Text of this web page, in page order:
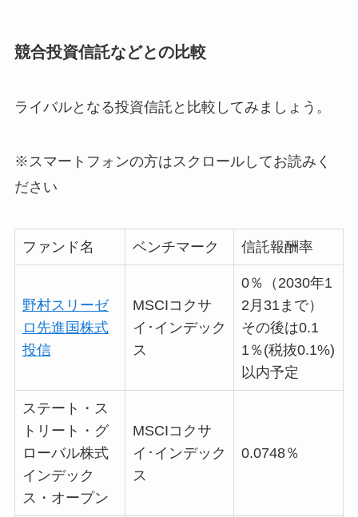
競合投資信託などとの比較
ライバルとなる投資信託と比較してみましょう。
※スマートフォンの方はスクロールしてお読みく
ださい
ファンド名 ベンチマーク 信託報酬率
野村スリーゼ
ロ先進国株式
投信
MSCIコクサ
イ･インデック
ス
0％（2030年1
2月31まで）
その後は0.1
1％(税抜0.1%)
以内予定
ステート・ス
トリート・グ
ローバル株式
インデック
ス・オープン
MSCIコクサ
イ･インデック
ス
0.0748％